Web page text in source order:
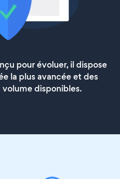
pour évoluer, il dispose
la plus avancée et des
disponibles.